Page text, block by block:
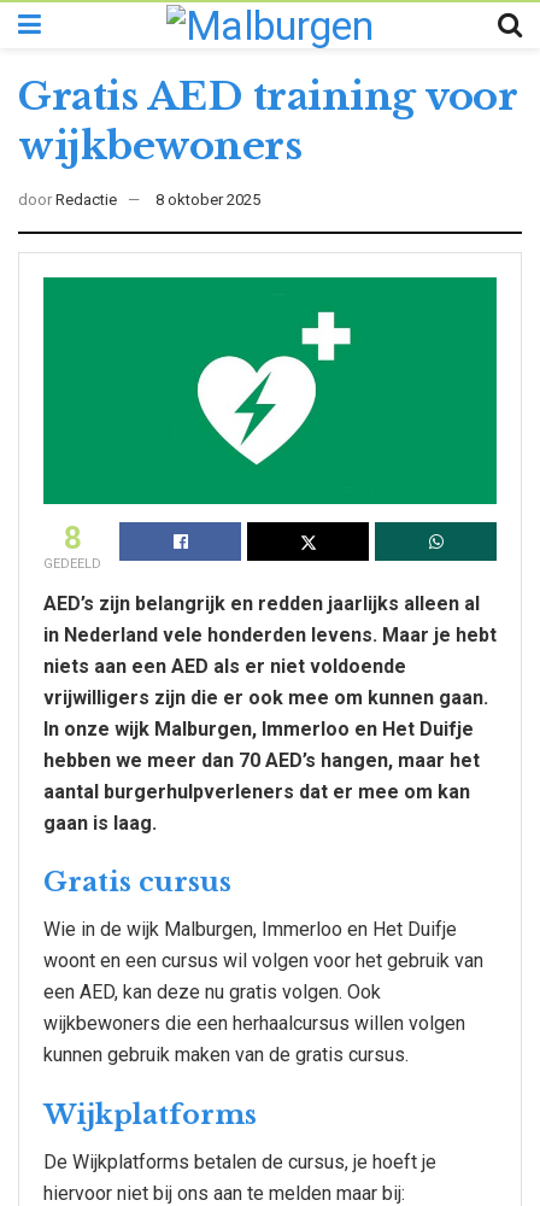
Gratis AED training voor
wijkbewoners
door Redactie 8 oktober 2025
8
GEDEELD
AED’s zijn belangrijk en redden jaarlijks alleen al
in Nederland vele honderden levens. Maar je hebt
niets aan een AED als er niet voldoende
vrijwilligers zijn die er ook mee om kunnen gaan.
In onze wijk Malburgen, Immerloo en Het Duifje
hebben we meer dan 70 AED’s hangen, maar het
aantal burgerhulpverleners dat er mee om kan
gaan is laag.
Gratis cursus
Wie in de wijk Malburgen, Immerloo en Het Duifje
woont en een cursus wil volgen voor het gebruik van
een AED, kan deze nu gratis volgen. Ook
wijkbewoners die een herhaalcursus willen volgen
kunnen gebruik maken van de gratis cursus.
Wijkplatforms
De Wijkplatforms betalen de cursus, je hoeft je
hiervoor niet bij ons aan te melden maar bij: